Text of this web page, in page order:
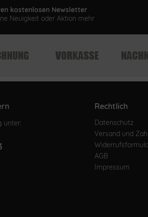
kostenlosen Newsletter
Neuigkeit oder Aktion mehr
unter:
Rechtlich
Datenschutz
Versand und
AGB
Impressum